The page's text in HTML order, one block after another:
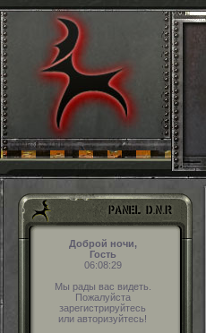
Доброй ночи,
Гость
06:08:29
Мы рады вас видеть.
Пожалуйста
зарегистрируйтесь
или авторизуйтесь!